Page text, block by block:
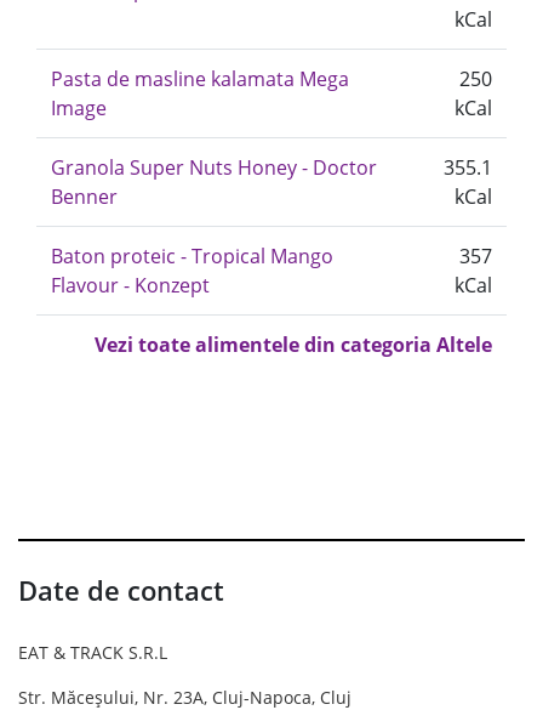
kCal
Pasta de masline kalamata Mega
Image
250
kCal
Granola Super Nuts Honey - Doctor
Benner
355.1
kCal
Baton proteic - Tropical Mango
Flavour - Konzept
357
kCal
Vezi toate alimentele din categoria Altele
Date de contact
EAT & TRACK S.R.L
Str. Măceșului, Nr. 23A, Cluj-Napoca, Cluj